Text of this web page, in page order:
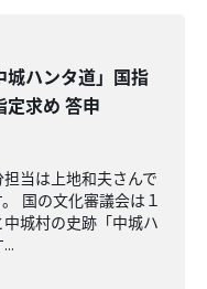
城ハンタ道」国指
定求め 答申
当は上地和夫さんで
国の文化審議会は１
城村の史跡「中城ハ